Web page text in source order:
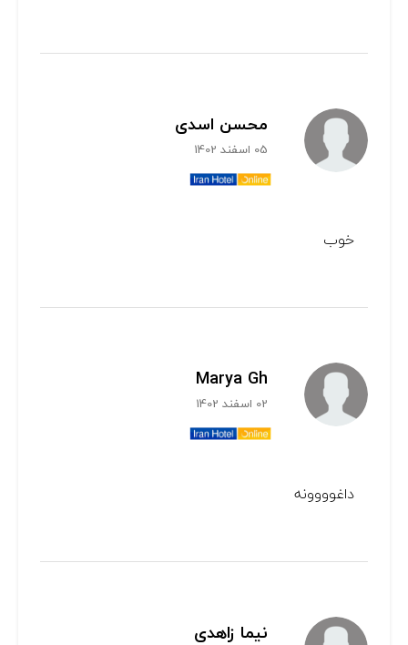
محسن اسدی
05 اسفند 1402
خوب
Marya Gh
02 اسفند 1402
داغوووونه
نیما زاهدی